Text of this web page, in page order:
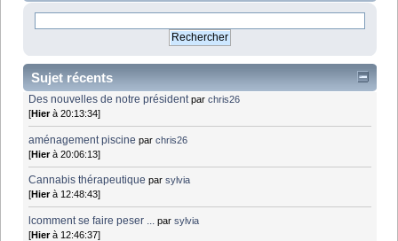
Sujet récents
Des nouvelles de notre président parchris26
[Hierà 20:13:34]
aménagement piscine parchris26
[Hierà 20:06:13]
Cannabis thérapeutique parsylvia
[Hierà 12:48:43]
lcomment se faire peser ... parsylvia
[Hierà 12:46:37]